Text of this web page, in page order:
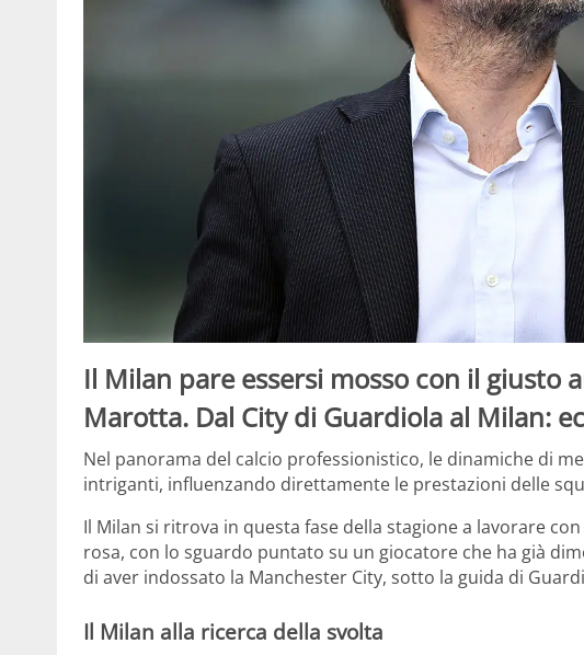
Il Milan pare essersi mosso con il giusto
Marotta. Dal City di Guardiola al Milan:
Nel panorama del calcio professionistico, le dinamiche di
intriganti, influenzando direttamente le prestazioni delle
Il Milan si ritrova in questa fase della stagione a lavorare
rosa, con lo sguardo puntato su un giocatore che ha già
di aver indossato la Manchester City, sotto la guida di
Il Milan alla ricerca della svolta